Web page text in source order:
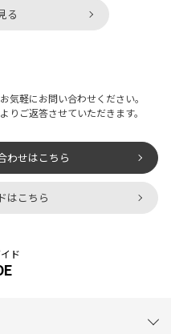
る
気軽にお問い合わせください。
りご返答させていただきます。
わせはこちら
はこちら
ド